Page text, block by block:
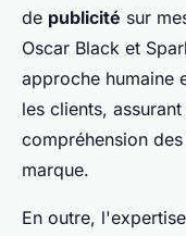
de publicité sur
Oscar Black et
approche humaine
les clients,
compréhension
marque.
En outre,